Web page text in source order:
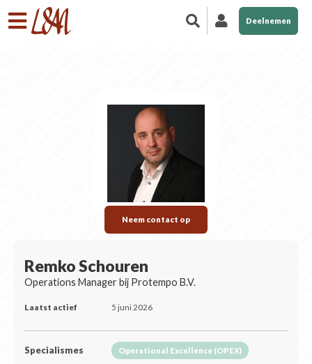
Deelnemen
Neem contact op
Remko Schouren
Operations Manager bij Protempo B.V.
Laatst actief 5 juni 2026
Specialismes Operational Excellence (OPEX)